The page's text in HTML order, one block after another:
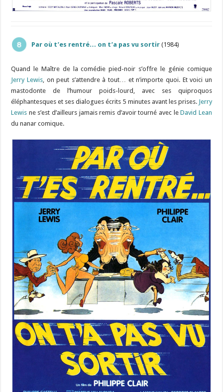
Par où t’es rentré… on t’a pas vu sortir (1984)
Quand le Maître de la comédie pied-noir s’offre le génie comique
Jerry Lewis, on peut s’attendre à tout… et n’importe quoi. Et voici un
mastodonte de l’humour poids-lourd, avec ses quiproquos
éléphantesques et ses dialogues écrits 5 minutes avant les prises. Jerry
Lewis ne s’est d’ailleurs jamais remis d’avoir tourné avec leDavid Lean
du nanar comique.